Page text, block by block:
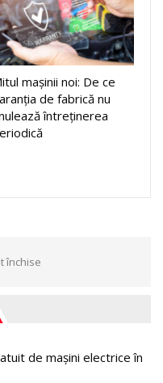
mașinii noi: De ce
de fabrică nu
întreținerea
închise
de mașini electrice în